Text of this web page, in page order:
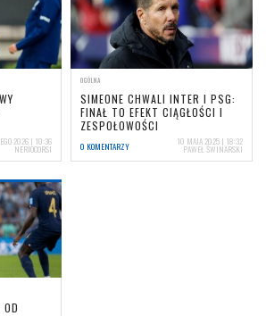
2026 | 10:36
NERIOCORSI
OGÓLNA
SIMEONE CHWALI INTER I PSG:
FINAŁ TO EFEKT CIĄGŁOŚCI I
ZESPOŁOWOŚCI
0 KOMENTARZY 10 MAJA 2025 | 18:32
PAWEŁ ŚWINARSKI
OD